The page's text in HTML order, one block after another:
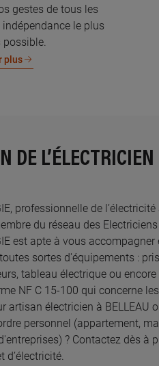
gestes de tous les
le plus
possible.
plus
DE
professionnelle de
du réseau des
est apte à vous
sortes d'équipements :
tableau électrique ou
NF C 15-100 qui concerne
artisan électricien à BELLEAU
personnel (appartement,
? Contactez dès à
d’électricité.